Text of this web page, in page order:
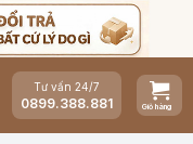
Tư vấn 24/7
0899.388.881